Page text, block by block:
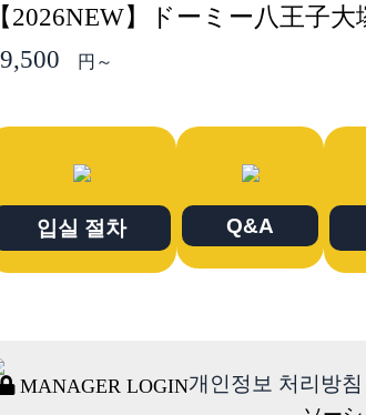
2026NEW】ドーミー八王子大
円～
입실 절차 Q&A
MANAGER LOGIN개인정보 처리방침